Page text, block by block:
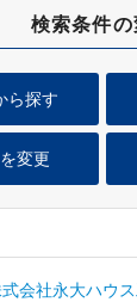
検索条件の
ら探す
変更
会社永大ハウ